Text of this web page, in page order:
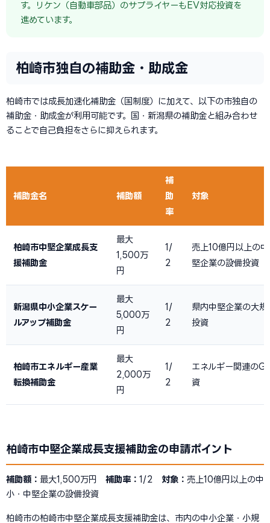
す。リケン（自動車部品）のサプライヤーもEV対応投資を
進めています。
柏崎市独自の補助金・助成金
柏崎市では成長加速化補助金（国制度）に加えて、以下の市独自の
補助金・助成金が利用可能です。国・新潟県の補助金と組み合わせ
ることで自己負担をさらに抑えられます。
補助金名 補助額
補
助
率
対象
柏崎市中堅企業成長支
援補助金
最大
1,500万
円
1/
2
売上10億円以上の
堅企業の設備投資
新潟県中小企業スケー
ルアップ補助金
最大
5,000万
円
1/
2
県内中堅企業の大規
投資
柏崎市エネルギー産業
転換補助金
最大
2,000万
円
1/
2
エネルギー関連の
資
柏崎市中堅企業成長支援補助金の申請ポイント
補助額： 最大1,500万円 補助率： 1/2 対象： 売上10億円以上の中
小・中堅企業の設備投資
柏崎市の柏崎市中堅企業成長支援補助金は、市内の中小企業・小規